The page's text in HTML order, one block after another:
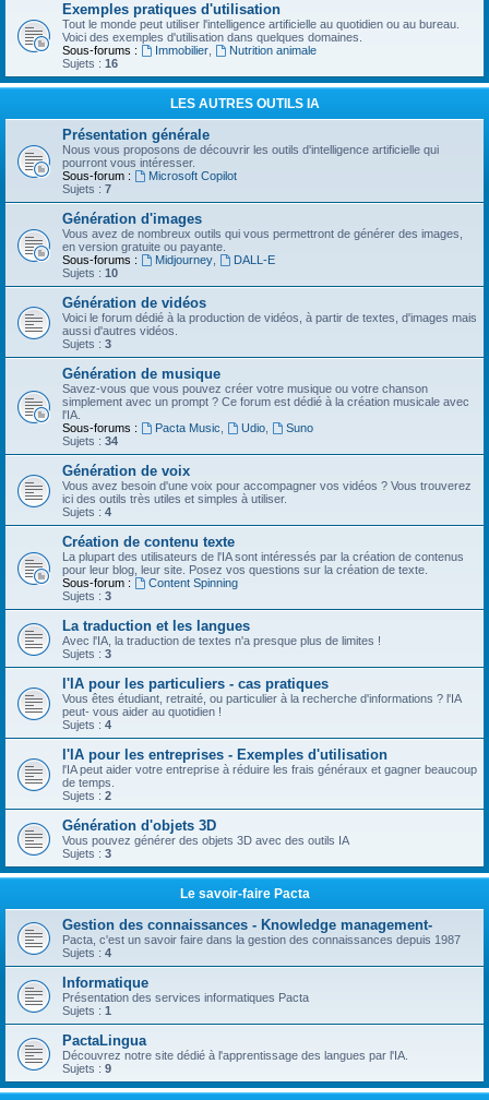
Exemples pratiques d'utilisation
Tout le monde peut utiliser l'intelligence artificielle au quotidien ou au bureau.
Voici des exemples d'utilisation dans quelques domaines.
Sous-forums :
Immobilier,
Nutrition animale
Sujets : 16
LES AUTRES OUTILS IA
Présentation générale
Nous vous proposons de découvrir les outils d'intelligence artificielle qui
pourront vous intéresser.
Sous-forum :
Microsoft Copilot
Sujets : 7
Génération d'images
Vous avez de nombreux outils qui vous permettront de générer des images,
en version gratuite ou payante.
Sous-forums :
Midjourney,
DALL-E
Sujets : 10
Génération de vidéos
Voici le forum dédié à la production de vidéos, à partir de textes, d'images mais
aussi d'autres vidéos.
Sujets : 3
Génération de musique
Savez-vous que vous pouvez créer votre musique ou votre chanson
simplement avec un prompt ? Ce forum est dédié à la création musicale avec
l'IA.
Sous-forums :
Pacta Music Udio,
Suno
Sujets : 34
Génération de voix
Vous avez besoin d'une voix pour accompagner vos vidéos ? Vous trouverez
ici des outils très utiles et simples à utiliser.
Sujets : 4
Création de contenu texte
La plupart des utilisateurs de l'IA sont intéressés par la création de contenus
pour leur blog, leur site. Posez vos questions sur la création de texte.
Sous-forum :
Content Spinning
Sujets : 3
La traduction et les langues
Avec l'IA, la traduction de textes n'a presque plus de limites !
Sujets : 3
l'IA pour les particuliers - cas pratiques
Vous êtes étudiant, retraité, ou particulier à la recherche d'informations ? l'IA
peut- vous aider au quotidien !
Sujets : 4
l'IA pour les entreprises - Exemples d'utilisation
l'IA peut aider votre entreprise à réduire les frais généraux et gagner beaucoup
de temps.
Sujets : 2
Génération d'objets 3D
Vous pouvez générer des objets 3D avec des outils IA
Sujets : 3
Le savoir-faire Pacta
Gestion des connaissances - Knowledge management-
Pacta, c'est un savoir faire dans la gestion des connaissances depuis 1987
Sujets : 4
Informatique
Présentation des services informatiques Pacta
Sujets : 1
PactaLingua
Découvrez notre site dédié à l'apprentissage des langues par l'IA.
Sujets : 9